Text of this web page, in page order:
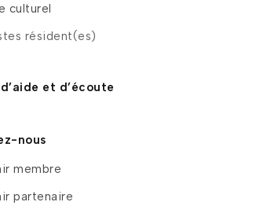
culturel
résident(es)
et d’écoute
nous
membre
partenaire